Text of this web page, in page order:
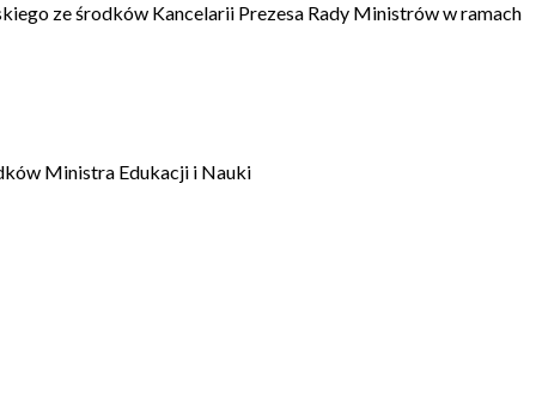
ze środków Kancelarii Prezesa Rady Ministrów w ramach
Ministra Edukacji i Nauki